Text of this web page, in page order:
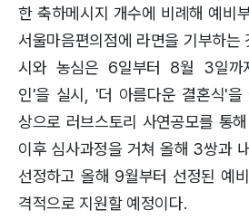
한 축하메시지 개수에 비례해 예비
서울마음편의점에 라면을 기부하는
시와 농심은 6일부터 8월 3일까
인'을 실시, '더 아름다운 결혼식'을
상으로 러브스토리 사연공모를 통
이후 심사과정을 거쳐 올해 3쌍과
선정하고 올해 9월부터 선정된 예
격적으로 지원할 예정이다.